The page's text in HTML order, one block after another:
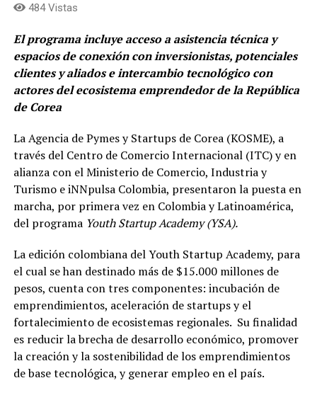
484 Vistas
El programa incluye acceso a asistencia técnica y
espacios de conexión con inversionistas, potenciales
clientes y aliados e intercambio tecnológico con
actores del ecosistema emprendedor de la República
de Corea
La Agencia de Pymes y Startups de Corea (KOSME), a
través del Centro de Comercio Internacional (ITC) y en
alianza con el Ministerio de Comercio, Industria y
Turismo e iNNpulsa Colombia, presentaron la puesta en
marcha, por primera vez en Colombia y Latinoamérica,
del programa Youth Startup Academy (YSA).
La edición colombiana del Youth Startup Academy, para
el cual se han destinado más de $15.000 millones de
pesos, cuenta con tres componentes: incubación de
emprendimientos, aceleración de startups y el
fortalecimiento de ecosistemas regionales. Su finalidad
es reducir la brecha de desarrollo económico, promover
la creación y la sostenibilidad de los emprendimientos
de base tecnológica, y generar empleo en el país.